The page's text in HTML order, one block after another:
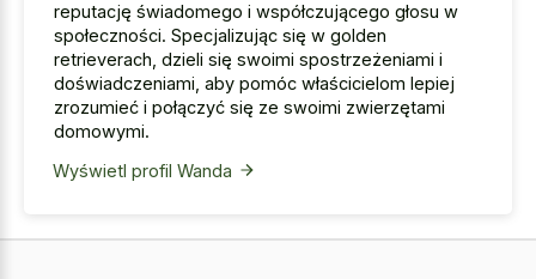
reputację świadomego i współczującego głosu w
społeczności. Specjalizując się w golden
retrieverach, dzieli się swoimi spostrzeżeniami i
doświadczeniami, aby pomóc właścicielom lepiej
zrozumieć i połączyć się ze swoimi zwierzętami
domowymi.
Wyświetl profil Wanda